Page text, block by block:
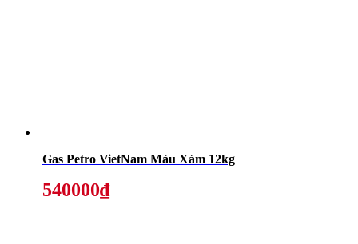
Gas Petro VietNam Màu Xám 12kg
540000₫